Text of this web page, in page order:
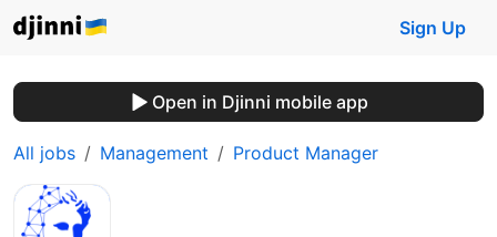
Sign Up
Open in Djinni mobile app
All jobs Management Product Manager